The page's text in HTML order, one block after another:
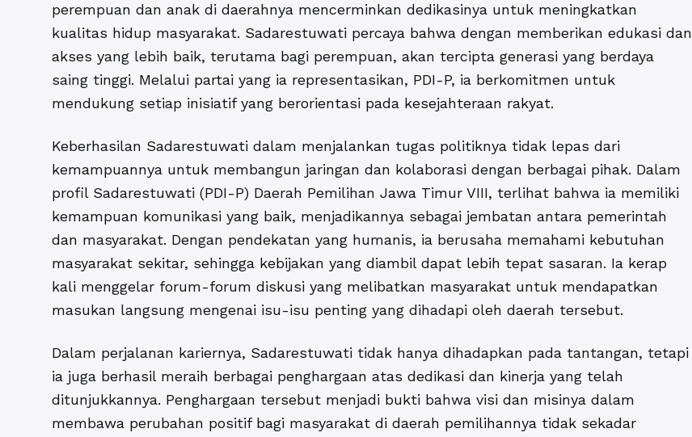
perempuan dan anak di daerahnya mencerminkan dedikasinya untuk meningkatkan
kualitas hidup masyarakat. Sadarestuwati percaya bahwa dengan memberikan edukasi dan
akses yang lebih baik, terutama bagi perempuan, akan tercipta generasi yang berdaya
saing tinggi. Melalui partai yang ia representasikan, PDI-P, ia berkomitmen untuk
mendukung setiap inisiatif yang berorientasi pada kesejahteraan rakyat.
Keberhasilan Sadarestuwati dalam menjalankan tugas politiknya tidak lepas dari
kemampuannya untuk membangun jaringan dan kolaborasi dengan berbagai pihak. Dalam
profil Sadarestuwati (PDI-P) Daerah Pemilihan Jawa Timur VIII, terlihat bahwa ia memiliki
kemampuan komunikasi yang baik, menjadikannya sebagai jembatan antara pemerintah
dan masyarakat. Dengan pendekatan yang humanis, ia berusaha memahami kebutuhan
masyarakat sekitar, sehingga kebijakan yang diambil dapat lebih tepat sasaran. Ia kerap
kali menggelar forum-forum diskusi yang melibatkan masyarakat untuk mendapatkan
masukan langsung mengenai isu-isu penting yang dihadapi oleh daerah tersebut.
Dalam perjalanan kariernya, Sadarestuwati tidak hanya dihadapkan pada tantangan, tetapi
ia juga berhasil meraih berbagai penghargaan atas dedikasi dan kinerja yang telah
ditunjukkannya. Penghargaan tersebut menjadi bukti bahwa visi dan misinya dalam
membawa perubahan positif bagi masyarakat di daerah pemilihannya tidak sekadar